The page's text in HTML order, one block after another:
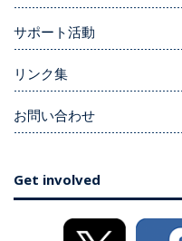
サポート活動
リンク集
お問い合わせ
Get involved